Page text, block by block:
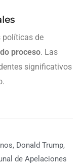
políticas de
proceso. Las
significativos
, Donald Trump,
de Apelaciones